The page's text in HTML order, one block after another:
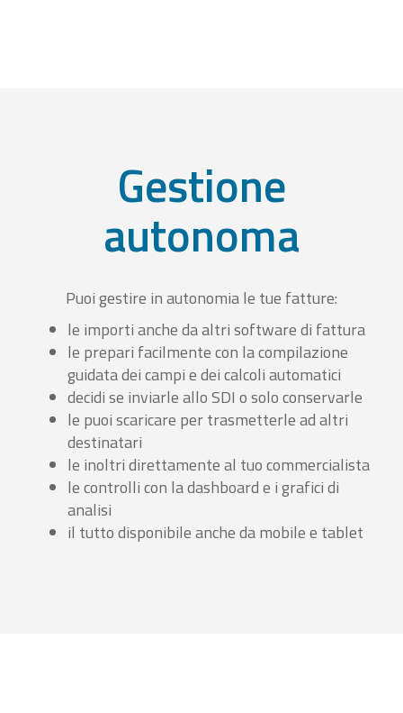
Gestione
autonoma
Puoi gestire in autonomia le tue fatture:
le importi anche da altri software di fattura
le prepari facilmente con la compilazione
guidata dei campi e dei calcoli automatici
decidi se inviarle allo SDI o solo conservarle
le puoi scaricare per trasmetterle ad altri
destinatari
le inoltri direttamente al tuo commercialista
le controlli con la dashboard e i grafici di
analisi
il tutto disponibile anche da mobile e tablet